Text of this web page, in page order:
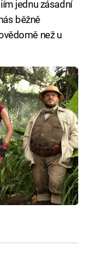
jednu zásadní
běžně
než u